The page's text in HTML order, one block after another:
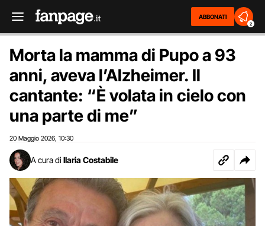
ABBONATI
2
Morta la mamma di Pupo a 93
anni, aveva l’Alzheimer. Il
cantante: “È volata in cielo con
una parte di me”
20 Maggio 2026 10:30
A cura di Ilaria Costabile